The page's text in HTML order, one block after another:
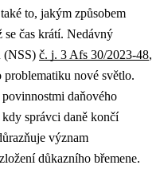
to, jakým způsobem
se čas krátí. Nedávný
(NSS) č. j. 3 Afs 30/2023-48,
problematiku nové světlo.
daňového
správci daně končí
význam
důkazního břemene.